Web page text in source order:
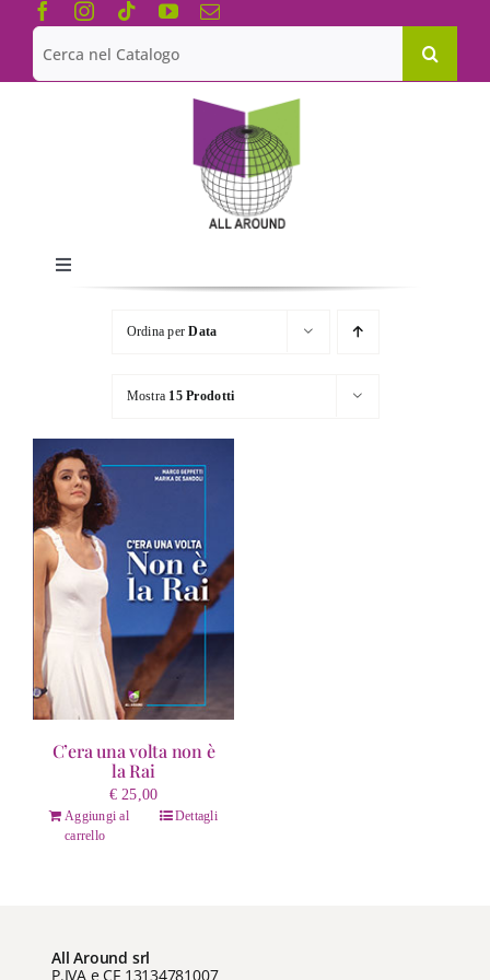
Salta
contenuto
Cerca
per:
Toggle
Navigation
Chi siamo
Le Collane
Catalogo
Ordina perData
Mostra 15 Prodotti
C’era una volta non è
la Rai
€25,00
Aggiungi al
carrello
Dettagli
All Around srl
P.IVA e CF 13134781007